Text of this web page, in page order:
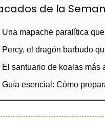
de la
Una mapache paralítica
Percy, el dragón barbudo
El santuario de koalas más
Guía esencial: Cómo